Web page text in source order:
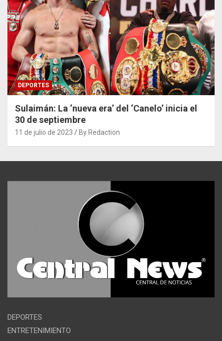
DEPORTES
Sulaimán: La ‘nueva era’ del ‘Canelo’ inicia el
30 de septiembre
11 de julio de 2023 By Redaction
DEPORTES
ENTRETENIMIENTO